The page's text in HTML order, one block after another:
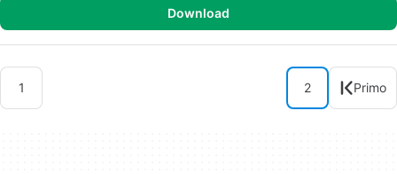
Download
1 2 Primo